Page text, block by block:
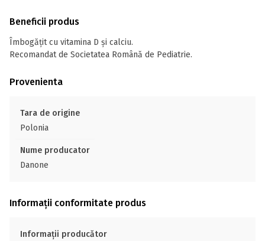
Beneficii produs
Îmbogățit cu vitamina D și calciu.
Recomandat de Societatea Română de Pediatrie.
Provenienta
Tara de origine
Polonia
Nume producator
Danone
Informații conformitate produs
Informații producător